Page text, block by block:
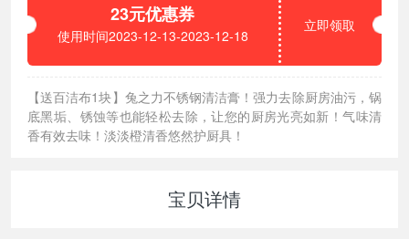
23元优惠券
使用时间2023-12-13-2023-12-18
立即领取
【送百洁布1块】兔之力不锈钢清洁膏！强力去除厨房油污，锅
底黑垢、锈蚀等也能轻松去除，让您的厨房光亮如新！气味清
香有效去味！淡淡橙清香悠然护厨具！
宝贝详情